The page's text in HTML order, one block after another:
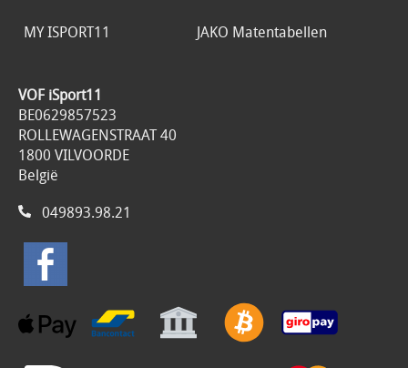
MY ISPORT11 JAKO Matentabellen
VOF iSport11
BE0629857523
ROLLEWAGENSTRAAT 40
1800 VILVOORDE
België
049893.98.21